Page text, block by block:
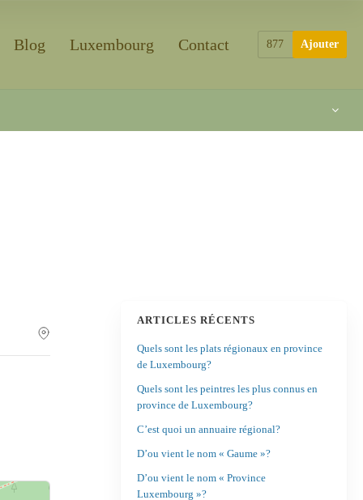
Blog Luxembourg Contact 877 Ajouter
ARTICLES RÉCENTS
Quels sont les plats régionaux en province
de Luxembourg?
Quels sont les peintres les plus connus en
province de Luxembourg?
C’est quoi un annuaire régional?
D’ou vient le nom « Gaume »?
D’ou vient le nom « Province
Luxembourg »?